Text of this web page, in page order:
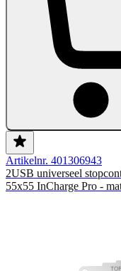
Artikelnr. 401306943
2USB universeel
55x55 InCharge Pro -